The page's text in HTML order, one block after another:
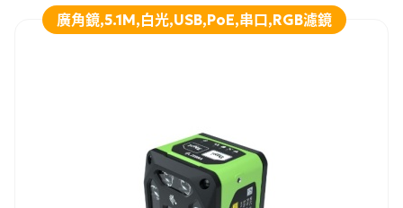
廣角鏡,5.1M,白光,USB,PoE,串口,RGB濾鏡